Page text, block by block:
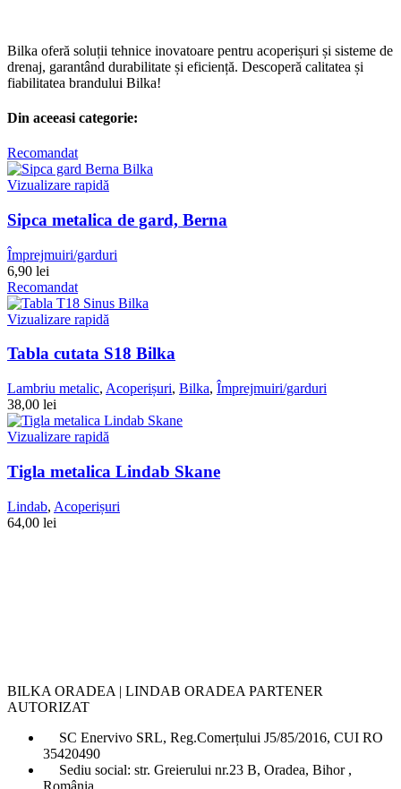
Bilka oferă soluții tehnice inovatoare pentru acoperișuri și sisteme de
drenaj, garantând durabilitate și eficiență. Descoperă calitatea și
fiabilitatea brandului Bilka!
Din aceeasi categorie:
Recomandat
Vizualizare rapidă
Sipca metalica de gard, Berna
Împrejmuiri/garduri
6,90 lei
Recomandat
Vizualizare rapidă
Tabla cutata S18 Bilka
Lambriu metalic, Acoperișuri, Bilka, Împrejmuiri/garduri
38,00 lei
Vizualizare rapidă
Tigla metalica Lindab Skane
Lindab, Acoperișuri
64,00 lei
BILKA ORADEA | LINDAB ORADEA PARTENER
AUTORIZAT
SC Enervivo SRL, Reg.Comerțului J5/85/2016, CUI RO
35420490
Sediu social: str. Greierului nr.23 B, Oradea, Bihor ,
România